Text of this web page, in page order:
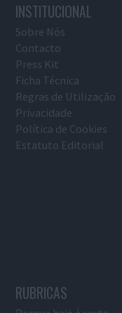
INSTITUCIONAL
Sobre Nós
Contacto
Press Kit
Ficha Técnica
Regras de Utilização
Privacidade
Política de Cookies
Estatuto Editorial
RUBRICAS